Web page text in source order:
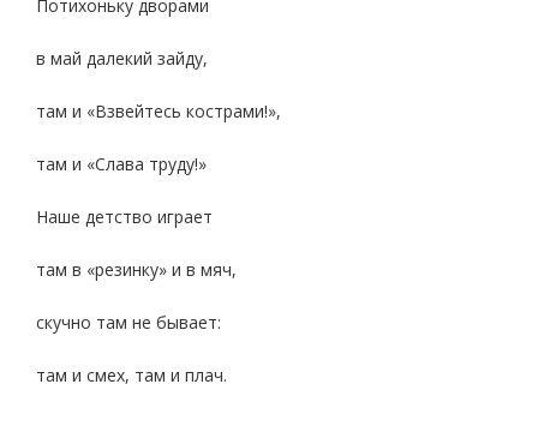
Потихоньку дворами
в май далекий зайду,
там и «Взвейтесь кострами!»,
там и «Слава труду!»
Наше детство играет
там в «резинку» и в мяч,
скучно там не бывает:
там и смех, там и плач.